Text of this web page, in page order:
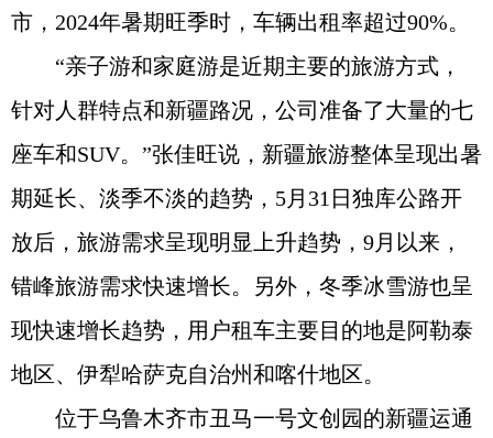
市，2024年暑期旺季时，车辆出租率超过90%。
“亲子游和家庭游是近期主要的旅游方式，
针对人群特点和新疆路况，公司准备了大量的七
座车和SUV。”张佳旺说，新疆旅游整体呈现出暑
期延长、淡季不淡的趋势，5月31日独库公路开
放后，旅游需求呈现明显上升趋势，9月以来，
错峰旅游需求快速增长。另外，冬季冰雪游也呈
现快速增长趋势，用户租车主要目的地是阿勒泰
地区、伊犁哈萨克自治州和喀什地区。
位于乌鲁木齐市丑马一号文创园的新疆运通